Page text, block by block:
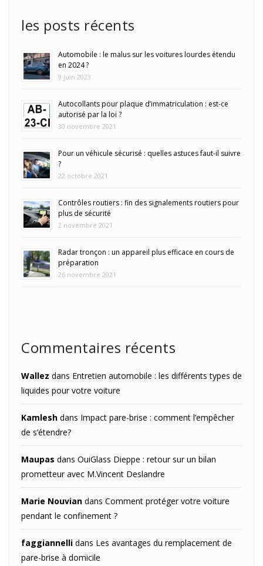
les posts récents
Automobile : le malus sur les voitures lourdes étendu
en 2024 ?
9 juin 2023
Autocollants pour plaque d’immatriculation : est-ce
autorisé par la loi ?
30 novembre 2021
Pour un véhicule sécurisé : quelles astuces faut-il suivre
?
22 octobre 2021
Contrôles routiers : fin des signalements routiers pour
plus de sécurité
2 novembre 2021
Radar tronçon : un appareil plus efficace en cours de
préparation
26 novembre 2021
Commentaires récents
Wallez dans Entretien automobile : les différents types de
liquides pour votre voiture
Kamlesh dans Impact pare-brise : comment l’empêcher
de s’étendre?
Maupas dans OuiGlass Dieppe : retour sur un bilan
prometteur avec M.Vincent Deslandre
Marie Nouvian dans Comment protéger votre voiture
pendant le confinement ?
faggiannelli dans Les avantages du remplacement de
pare-brise à domicile